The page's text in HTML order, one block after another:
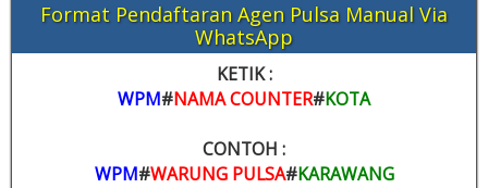
Format Pendaftaran Agen Pulsa Manual Via
WhatsApp
KETIK :
WPM#NAMA COUNTER#KOTA
CONTOH :
WPM#WARUNG PULSA#KARAWANG